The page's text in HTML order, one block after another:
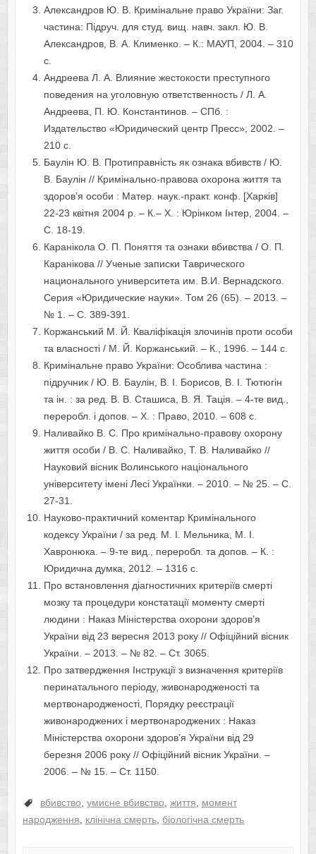
Александров Ю. В. Кримінальне право України: Заг.
частина: Підруч. для студ. вищ. навч. закл. Ю. В.
Александров, В. А. Клименко. – К.: МАУП, 2004. – 310
с.
Андреева Л. А. Влияние жестокости преступного
поведения на уголовную ответственность / Л. А.
Андреева, П. Ю. Константинов. – СПб. :
Издательство «Юридический центр Пресс», 2002. –
210 с.
Баулін Ю. В. Протиправність як ознака вбивств / Ю.
В. Баулін // Кримінально-правова охорона життя та
здоров’я особи : Матер. наук.-практ. конф. [Харків]
22-23 квітня 2004 р. – К.– Х. : Юрінком Інтер, 2004. –
С. 18-19.
Каранікола О. П. Поняття та ознаки вбивства / О. П.
Каранікова // Ученые записки Таврического
национального университета им. В.И. Вернадского.
Серия «Юридические науки». Том 26 (65). – 2013. –
№ 1. – С. 389-391.
Коржанський М. Й. Кваліфікація злочинів проти особи
та власності / М. Й. Коржанський. – К., 1996. – 144 с.
Кримінальне право України: Особлива частина :
підручник / Ю. В. Баулін, В. І. Борисов, В. І. Тютюгін
та ін. : за ред. В. В. Сташиса, В. Я. Тація. – 4-те вид.,
переробл. і допов. – Х. : Право, 2010. – 608 с.
Наливайко В. С. Про кримінально-правову охорону
життя особи / В. С. Наливайко, Т. В. Наливайко //
Науковий вісник Волинського національного
університету імені Лесі Українки. – 2010. – № 25. – С.
27-31.
Науково-практичний коментар Кримінального
кодексу України / за ред. М. І. Мельника, М. І.
Хавронюка. – 9-те вид., переробл. та допов. – К. :
Юридична думка, 2012. – 1316 с.
Про встановлення діагностичних критеріїв смерті
мозку та процедури констатації моменту смерті
людини : Наказ Міністерства охорони здоров’я
України від 23 вересня 2013 року // Офіційний вісник
України. – 2013. – № 82. – Ст. 3065.
Про затвердження Інструкції з визначення критеріїв
перинатального періоду, живонародженості та
мертвонародженості, Порядку реєстрації
живонароджених і мертвонароджених : Наказ
Міністерства охорони здоров’я України від 29
березня 2006 року // Офіційний вісник України. –
2006. – № 15. – Ст. 1150.
вбивство, умисне вбивство, життя, момент
народження, клінічна смерть, біологічна смерть